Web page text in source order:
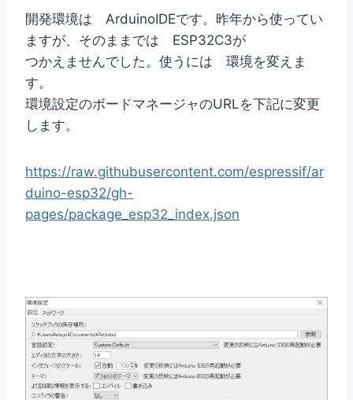
開発環境は ArduinoIDEです。昨年から使ってい
ますが、そのままでは ESP32C3が
つかえませんでした。使うには 環境を変えま
す。
環境設定のボードマネージャのURLを下記に変更
します。
https://raw.githubusercontent.com/espressif/ar
duino-esp32/gh-
pages/package_esp32_index.json